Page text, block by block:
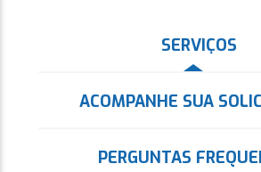
SERVIÇOS
ACOMPANHE SUA
PERGUNTAS